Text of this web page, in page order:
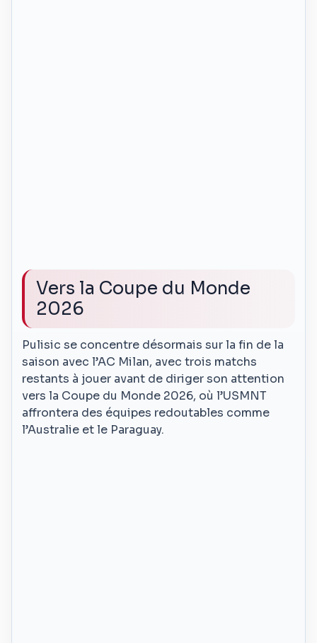
Vers la Coupe du Monde
2026
Pulisic se concentre désormais sur la fin de la
saison avec l’AC Milan, avec trois matchs
restants à jouer avant de diriger son attention
vers la Coupe du Monde 2026, où l’USMNT
affrontera des équipes redoutables comme
l’Australie et le Paraguay.